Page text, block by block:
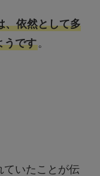
、依然として多
うです。
ていたことが伝